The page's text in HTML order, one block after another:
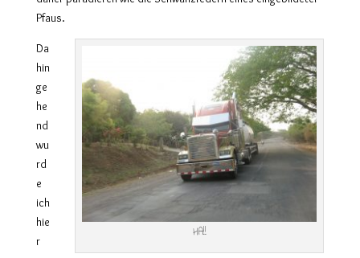
Pfaus.
HA!!
Da
hin
ge
he
nd
wu
rd
e
ich
hie
r